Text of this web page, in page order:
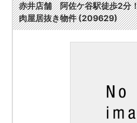
赤井店舗 阿佐ケ谷駅徒歩2分
肉屋居抜き物件 (209629)